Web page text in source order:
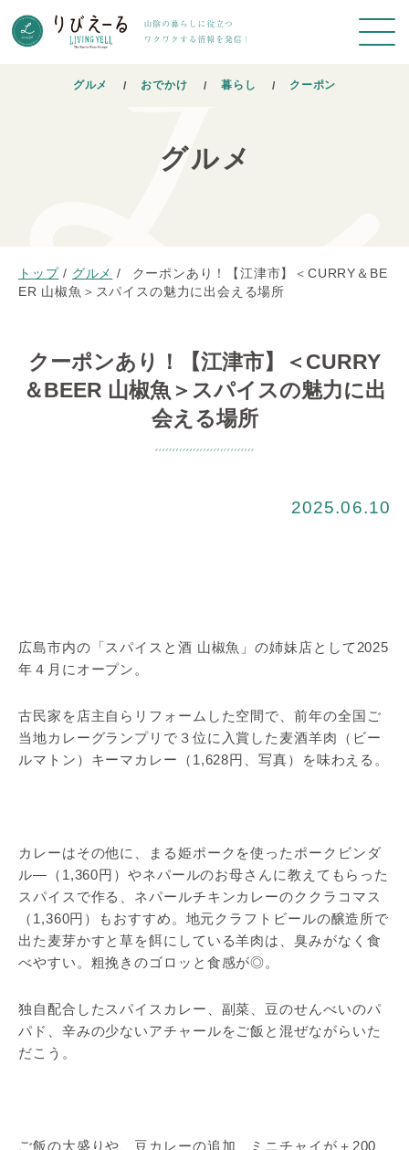
グルメ おでかけ 暮らし クーポン
グルメ
トップ / グルメ /
クーポンあり！【江津市】＜CURRY＆BE
ER 山椒魚＞スパイスの魅力に出会える場所
クーポンあり！【江津市】＜CURRY
＆BEER 山椒魚＞スパイスの魅力に出
会える場所
2025.06.10
広島市内の「スパイスと酒 山椒魚」の姉妹店として2025
年４月にオープン。
古民家を店主自らリフォームした空間で、前年の全国ご
当地カレーグランプリで３位に入賞した麦酒羊肉（ビー
ルマトン）キーマカレー（1,628円、写真）を味わえる。
カレーはその他に、まる姫ポークを使ったポークビンダ
ル―（1,360円）やネパールのお母さんに教えてもらった
スパイスで作る、ネパールチキンカレーのククラコマス
（1,360円）もおすすめ。地元クラフトビールの醸造所で
出た麦芽かすと草を餌にしている羊肉は、臭みがなく食
べやすい。粗挽きのゴロッと食感が◎。
独自配合したスパイスカレー、副菜、豆のせんべいのパ
パド、辛みの少ないアチャールをご飯と混ぜながらいた
だこう。
ご飯の大盛りや、豆カレーの追加、ミニチャイが＋200